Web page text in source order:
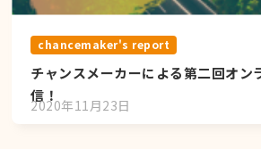
chancemaker's report
チャンスメーカーによる第二回オン
信！
2020年11月23日